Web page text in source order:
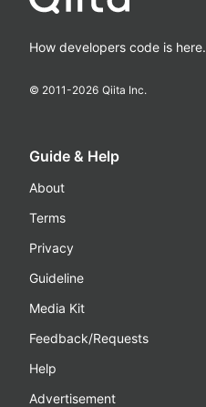
How developers code is here.
© 2011-2026 Qiita Inc.
Guide & Help
About
Terms
Privacy
Guideline
Media Kit
Feedback/Requests
Help
Advertisement